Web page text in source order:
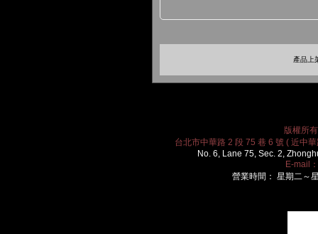
產品上
版權所
台北市中華路 2 段 75 巷 6 號 ( 近中
No. 6, Lane 75, Sec. 2,
E-mail：
營業時間： 星期二～